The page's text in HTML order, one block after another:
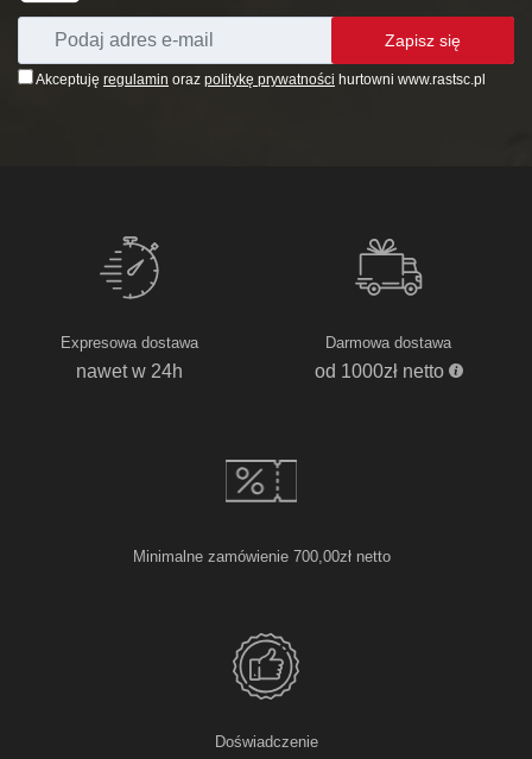
Akceptuję regulamin oraz politykę prywatności hurtowni www.rastsc.pl
Zapisz się
Expresowa dostawa
nawet w 24h
Darmowa dostawa
od 1000zł netto
Minimalne zamówienie 700,00zł netto
Doświadczenie